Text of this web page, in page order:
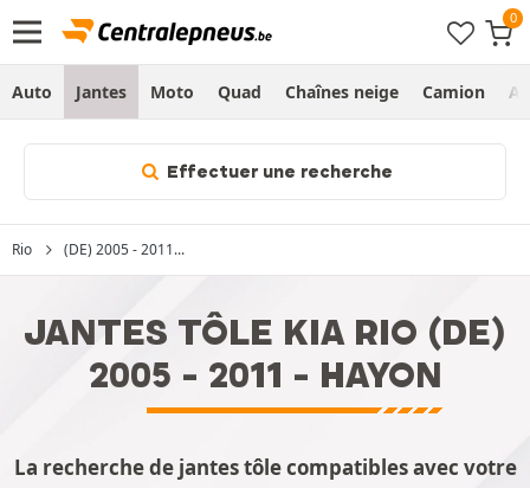
Auto Jantes Moto Quad Chaînes neige Camion
Effectuer une recherche
Rio (DE) 2005 - 2011...
JANTES TÔLE KIA RIO (DE)
2005 - 2011 - HAYON
La recherche de jantes tôle compatibles avec votre